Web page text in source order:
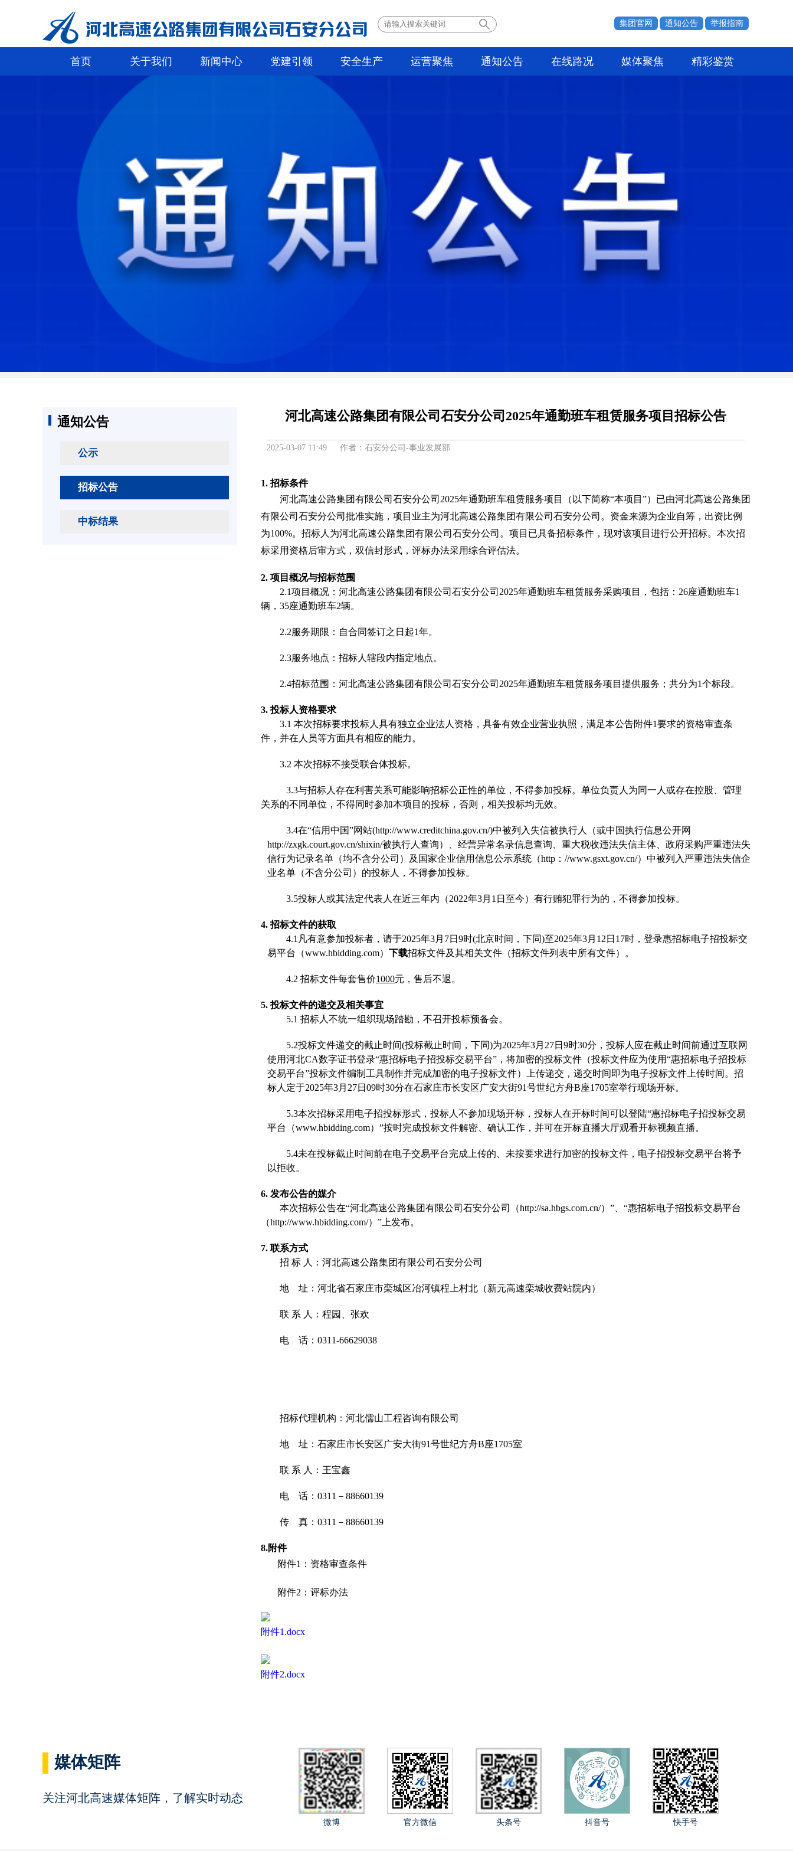
集团官网 通知公告 举报指南
首页 关于我们 新闻中心 党建引领 安全生产 运营聚焦 通知公告 在线路况 媒体聚焦 精彩鉴赏
通知公告
公示
招标公告
中标结果
河北高速公路集团有限公司石安分公司2025年通勤班车租赁服务项目招标公告
2025-03-07 11:49 作者：石安分公司-事业发展部
1. 招标条件
河北高速公路集团有限公司石安分公司 2025年通勤班车租赁服务项目 （以下简称“本项目”）已由河北高速公路集团
有限公司石安分公司 批准实施， 项目业主为河北高速公路集团有限公司石安分公司。资金来源为企业自筹，出资比例
为100%。招标人为河北高速公路集团有限公司石安分公司 。项目已具备招标条件，现对该项目进行公开招标。 本次招
标采用资格后审方式，双信封形式，评标办法采用综合评估法。
2. 项目概况与招标范围
2.1项目概况 ： 河北高速公路集团有限公司石安分公司 2025年通勤班车租赁服务采购项目，包括：26座通勤班车1
辆，35座通勤班车2辆。
2.2服务期限：自合同签订之日起1年。
2.3服务地点：招标人辖段内指定地点。
2.4招标范围： 河北高速公路集团有限公司石安分公司 2025年通勤班车租赁服务项目提供服务；共分为1个标段。
3.投标人资格要求
3.1 本次招标要求投标人具有独立企业法人资格，具备有效企业营业执照， 满足本公告附件1要求的资格审查条
件 ，并在人员等方面具有相应的能力。
3.2 本次招标不接受联合体投标。
3.3与招标人存在利害关系可能影响招标公正性的单位，不得参加投标。单位负责人为同一人或存在控股、管理
关系的不同单位，不得同时参加本项目的投标，否则，相关投标均无效。
3.4在“信用中国”网站(http://www.creditchina.gov.cn/)中被列入失信被执行人（或中国执行信息公开网
http://zxgk.court.gov.cn/shixin/被执行人查询）、经营异常名录信息查询、重大税收违法失信主体、政府采购严重违法失
信行为记录名单（均不含分公司）及国家企业信用信息公示系统（http：//www.gsxt.gov.cn/）中被列入严重违法失信企
业名单（不含分公司）的投标人，不得参加投标。
3.5投标人或其法定代表人在近三年内（2022年3月1日至今）有行贿犯罪行为的，不得参加投标。
4. 招标文件的获取
4.1 凡有意参加投标者，请于2025年3月7日 9时(北京时间，下同)至2025年3月12日 17时，登录惠招标电子招投标交
易平台（www.hbidding.com） 下载招标文件及其相关文件（招标文件列表中所有文件） 。
4.2 招标文件每套售价1000元，售后不退。
5.投标文件的递交及相关事宜
5.1 招标人不统一组织现场踏勘，不召开投标预备会。
5.2投标文件递交的截止时间(投标截止时间，下同)为2025年3月27日9时30分，投标人应在截止时间前通过互联网
使用河北CA数字证书登录“惠招标电子招投标交易平台”，将加密的投标文件（投标文件应为使用“惠招标电子招投标
交易平台”投标文件编制工具制作并完成加密的电子投标文件）上传递交，递交时间即为电子投标文件上传时间。招
标人定于2025年3月27日09时30分在石家庄市长安区广安大街91号世纪方舟B座1705室举行现场开标。
5.3本次招标采用电子招投标形式，投标人不参加现场开标，投标人在开标时间可以登陆“惠招标电子招投标交易
平台（www.hbidding.com）”按时完成投标文件解密、确认工作，并可在开标直播大厅观看开标视频直播。
5.4未在投标截止时间前在电子交易平台完成上传的、未按要求进行加密的投标文件，电子招投标交易平台将予
以拒收。
6. 发布公告的媒介
本次招标公告在“河北高速公路集团有限公司石安分公司（http://sa.hbgs.com.cn/） ”、“惠招标电子招投标交易平台
（http://www.hbidding.com/） ” 上发布。
7. 联系方式
招 标 人：河北高速公路集团有限公司石安分公司
地 址：河北省石家庄市栾城区冶河镇程上村北（新元高速栾城收费站院内）
联 系 人：程园、张欢
电 话： 0311-66629038
招标代理机构：河北儒山工程咨询有限公司
地 址： 石家庄市长安区广安大街91号世纪方舟B座1705室
联 系 人：王宝鑫
电 话： 0311－88660139
传 真： 0311－88660139
8.附件
附件1 ： 资格审查条件
附件2：评标办法
附件1.docx
附件2.docx
媒体矩阵
关注河北高速媒体矩阵，了解实时动态
微博 官方微信 头条号 抖音号 快手号